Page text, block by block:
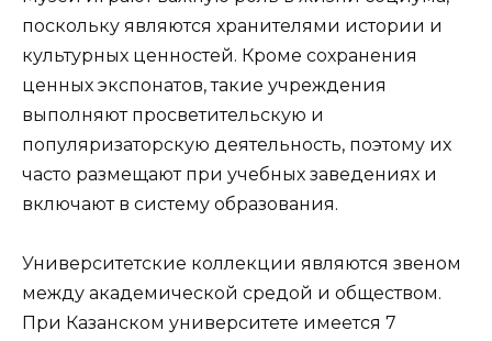
поскольку являются хранителями истории и
культурных ценностей. Кроме сохранения
ценных экспонатов, такие учреждения
выполняют просветительскую и
популяризаторскую деятельность, поэтому их
часто размещают при учебных заведениях и
включают в систему образования.
Университетские коллекции являются звеном
между академической средой и обществом.
При Казанском университете имеется 7